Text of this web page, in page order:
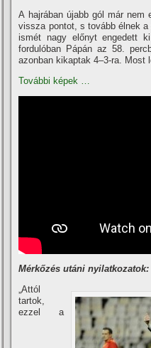
A hajrában újabb gól már
vissza pontot, s tovább élnek
ismét nagy előnyt engedett
fordulóban Pápán az 58.
azonban kikaptak 4–3-ra. Most
További képek …
Mérkőzés utáni nyilatkozatok:
„Attól
tartok,
ezzel a